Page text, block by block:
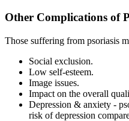
Other Complications of
Those suffering from psoriasis
Social exclusion.
Low self-esteem.
Image issues.
Impact on the overall
Depression & anxiety -
risk of depression